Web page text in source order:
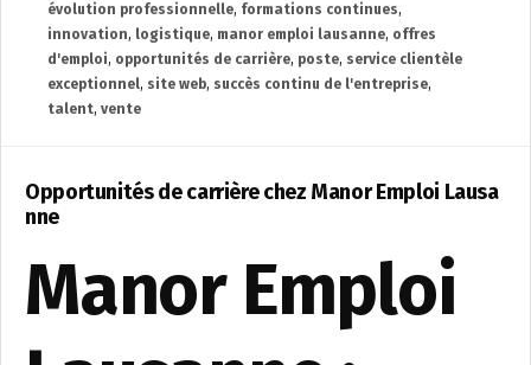
évolution professionnelle, formations continues,
innovation, logistique, manor emploi lausanne, offres
d'emploi, opportunités de carrière, poste, service clientèle
exceptionnel, site web, succès continu de l'entreprise,
talent, vente
Opportunités de carrière chez Manor Emploi Lausa
nne
Manor Emploi